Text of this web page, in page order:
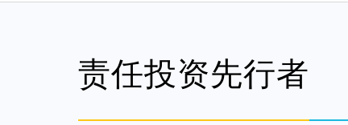
责任投资先行者